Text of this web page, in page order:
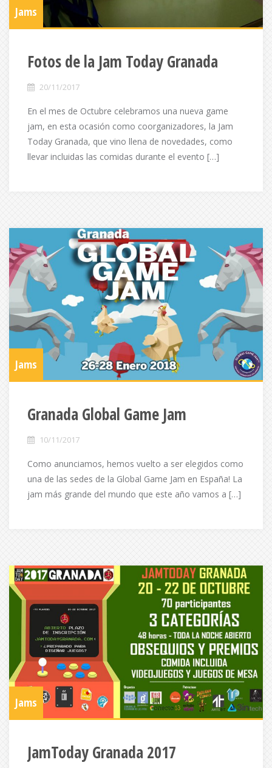
Jams
Fotos de la Jam Today Granada
20/11/2017
En el mes de Octubre celebramos una nueva game
jam, en esta ocasión como coorganizadores, la Jam
Today Granada, que vino llena de novedades, como
llevar incluidas las comidas durante el evento […]
Jams
Granada Global Game Jam
10/11/2017
Como anunciamos, hemos vuelto a ser elegidos como
una de las sedes de la Global Game Jam en España! La
jam más grande del mundo que este año vamos a […]
Jams
JamToday Granada 2017